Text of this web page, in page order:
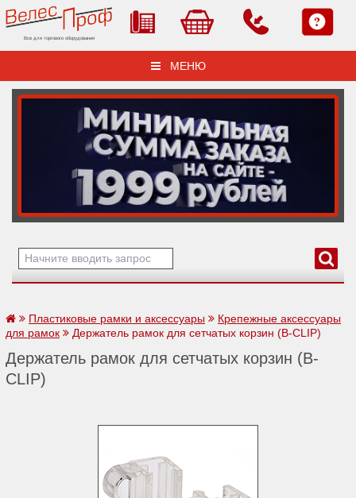
Все для торгового оборудования
МЕНЮ
Пластиковые рамки и аксессуары
Крепежные аксессуары
для рамок
Держатель рамок для сетчатых корзин (B-CLIP)
Держатель рамок для сетчатых корзин (B-
CLIP)